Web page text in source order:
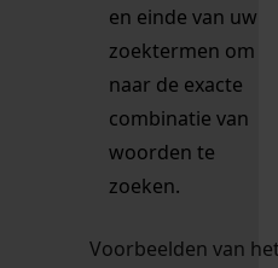
en einde van uw
zoektermen om
naar de exacte
combinatie van
woorden te
zoeken.
Voorbeelden van